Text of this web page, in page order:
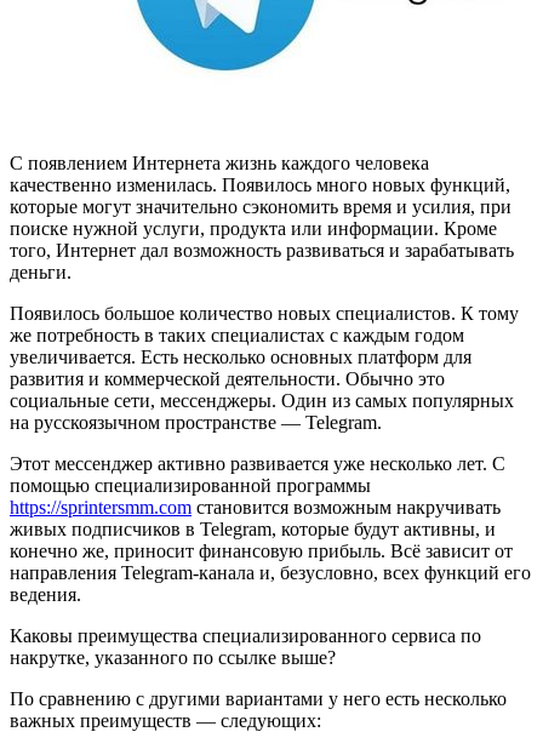
С появлением Интернета жизнь каждого человека
качественно изменилась. Появилось много новых функций,
которые могут значительно сэкономить время и усилия, при
поиске нужной услуги, продукта или информации. Кроме
того, Интернет дал возможность развиваться и зарабатывать
деньги.
Появилось большое количество новых специалистов. К тому
же потребность в таких специалистах с каждым годом
увеличивается. Есть несколько основных платформ для
развития и коммерческой деятельности. Обычно это
социальные сети, мессенджеры. Один из самых популярных
на русскоязычном пространстве — Telegram.
Этот мессенджер активно развивается уже несколько лет. С
помощью специализированной программы
https://sprintersmm.com становится возможным накручивать
живых подписчиков в Telegram, которые будут активны, и
конечно же, приносит финансовую прибыль. Всё зависит от
направления Telegram-канала и, безусловно, всех функций его
ведения.
Каковы преимущества специализированного сервиса по
накрутке, указанного по ссылке выше?
По сравнению с другими вариантами у него есть несколько
важных преимуществ — следующих: